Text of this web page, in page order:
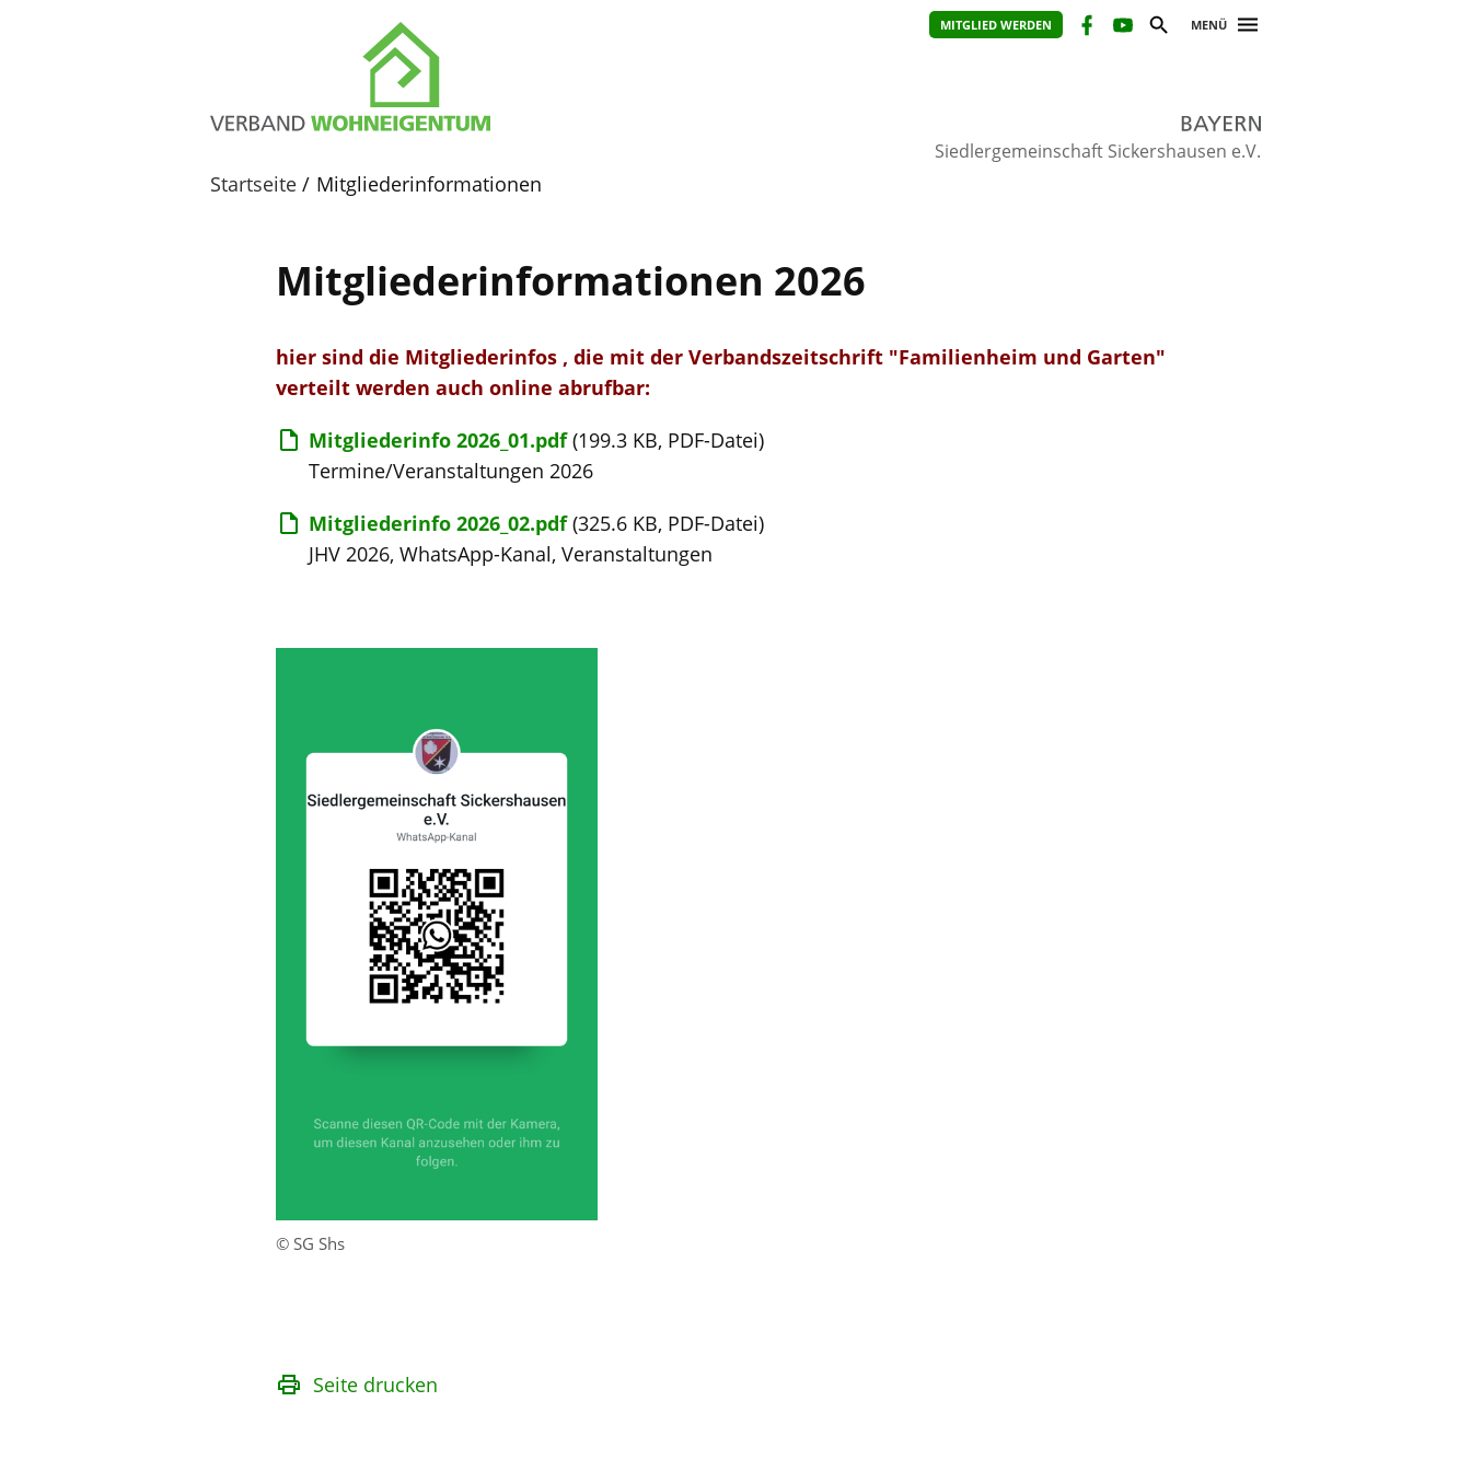
MITGLIED WERDEN MENÜ
Siedlergemeinschaft Sickershausen e.V.
Startseite Mitgliederinformationen
Mitgliederinformationen 2026
hier sind die Mitgliederinfos , die mit der Verbandszeitschrift "Familienheim und Garten"
verteilt werden auch online abrufbar:
Mitgliederinfo 2026_01.pdf (199.3 KB, PDF-Datei)
Termine/Veranstaltungen 2026
Mitgliederinfo 2026_02.pdf (325.6 KB, PDF-Datei)
JHV 2026, WhatsApp-Kanal, Veranstaltungen
© SG Shs
Seite drucken